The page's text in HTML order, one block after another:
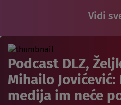
Vidi
Podcast DLZ,
Mihailo Jovićević:
medija im neće